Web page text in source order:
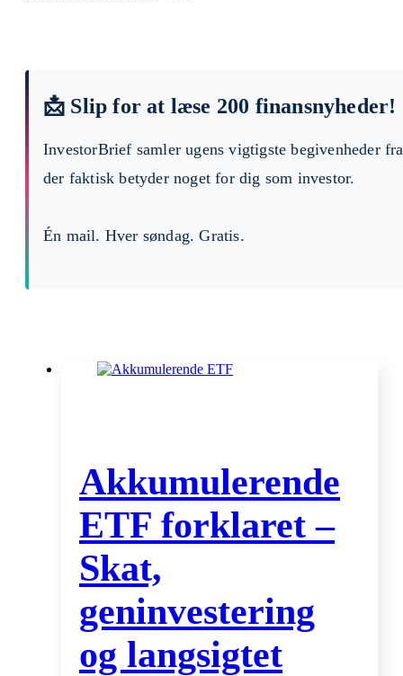
📩 Slip for at læse 200 finansnyheder!
InvestorBrief samler ugens vigtigste begivenheder
der faktisk betyder noget for dig som investor.
Én mail. Hver søndag. Gratis.
Akkumulerende
ETF forklaret –
Skat,
geninvestering
og langsigtet